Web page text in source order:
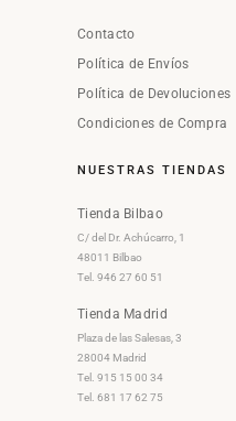
Contacto
Política de Envíos
Política de Devoluciones
Condiciones de Compra
NUESTRAS TIENDAS
Tienda Bilbao
C/ del Dr. Achúcarro, 1
48011 Bilbao
Tel. 946 27 60 51
Tienda Madrid
Plaza de las Salesas, 3
28004 Madrid
Tel. 915 15 00 34
Tel. 681 17 62 75